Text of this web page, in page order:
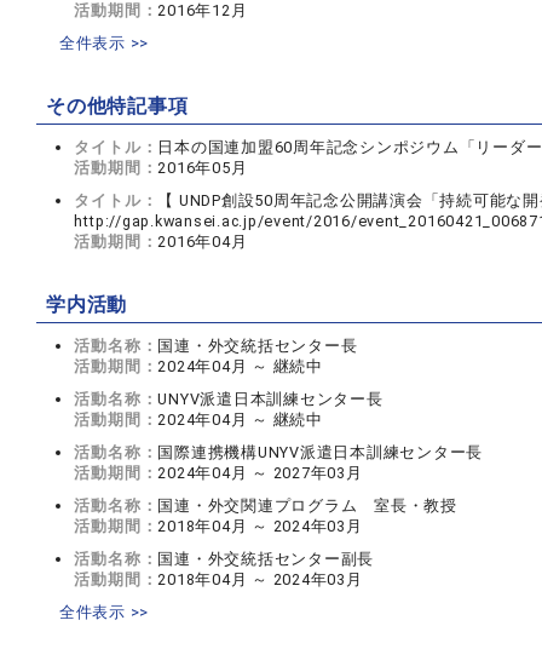
活動期間：2016年12月
全件表示 >>
その他特記事項
タイトル： 日本の国連加盟60周年記念シンポジウム「リーダ
活動期間：2016年05月
タイトル：
【 UNDP創設50周年記念公開講演会「持続可能な
http://gap.kwansei.ac.jp/event/2016/
活動期間：2016年04月
学内活動
活動名称： 国連・外交統括センター長
活動期間：2024年04月 ～ 継続中
活動名称：UNYV派遣日本訓練センター長
活動期間：2024年04月 ～ 継続中
活動名称： 国際連携機構UNYV派遣日本訓練センター長
活動期間：2024年04月 ～ 2027年03月
活動名称： 国連・外交関連プログラム 室長・教授
活動期間：2018年04月 ～ 2024年03月
活動名称： 国連・外交統括センター副長
活動期間：2018年04月 ～ 2024年03月
全件表示 >>